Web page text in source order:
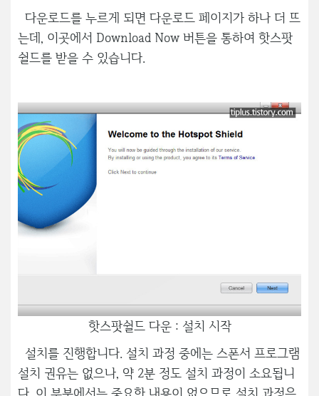
다운로드를 누르게 되면 다운로드 페이지가 하나 더 뜨
는데, 이곳에서 Download Now 버튼을 통하여 핫스팟
쉴드를 받을 수 있습니다.
핫스팟쉴드 다운 : 설치 시작
설치를 진행합니다. 설치 과정 중에는 스폰서 프로그램
설치 권유는 없으나, 약 2분 정도 설치 과정이 소요됩니